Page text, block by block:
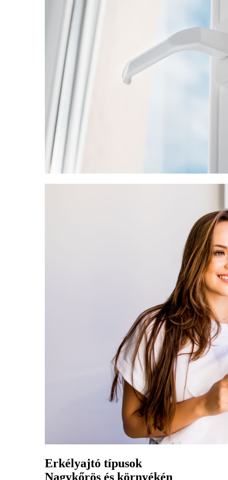
Erkélyajtó típusok
Nagykőrös és környékén